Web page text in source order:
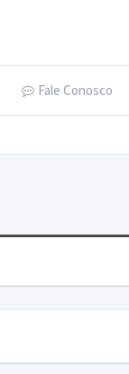
Fale Conosco